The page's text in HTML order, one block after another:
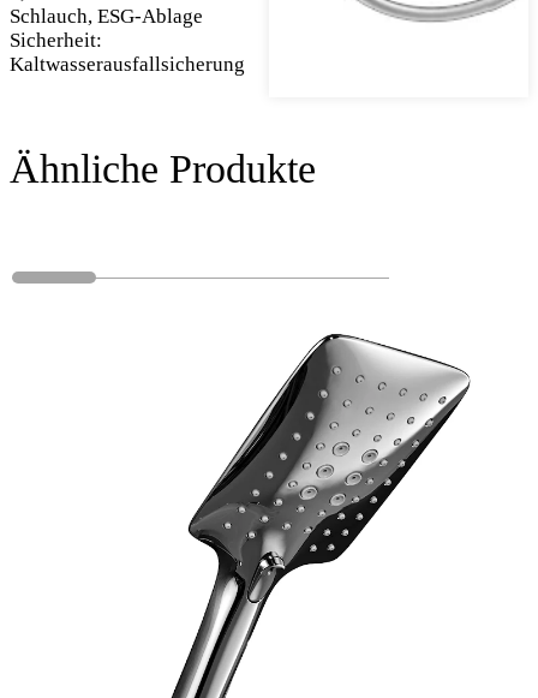
Schlauch, ESG-Ablage
Sicherheit:
Kaltwasserausfallsicherung
Ähnliche Produkte